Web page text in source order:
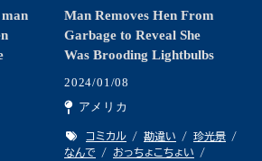
Man Removes Hen From
Garbage to Reveal She
Was Brooding Lightbulbs
2024/01/08
アメリカ
コミカル 勘違い
珍光景
なんで
おっちょこちょい